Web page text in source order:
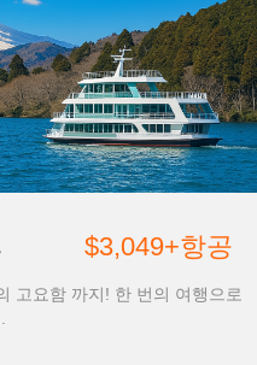
고요함 까지! 한 번의 여행으로
$3,049+항공